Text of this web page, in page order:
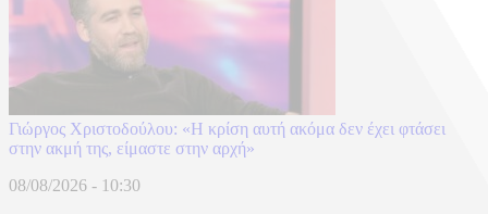
Γιώργος Χριστοδούλου: «Η κρίση αυτή ακόμα δεν έχει φτάσει
στην ακμή της, είμαστε στην αρχή»
08/08/2026 - 10:30